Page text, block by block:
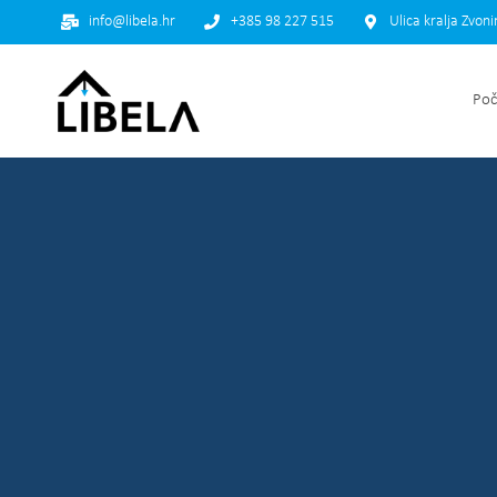
info@libela.hr +385 98 227 515 Ulica kralja